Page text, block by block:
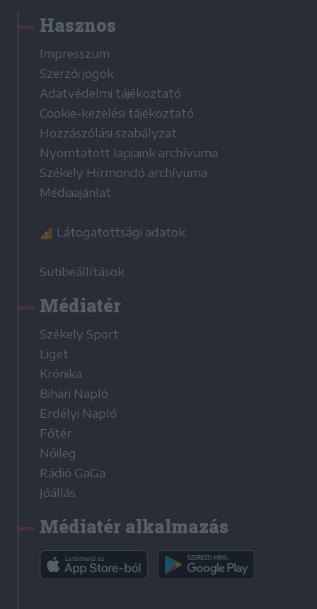
Hasznos
Impresszum
Szerzői jogok
Adatvédelmi tájékoztató
Cookie-kezelési tájékoztató
Hozzászólási szabályzat
Nyomtatott lapjaink archívuma
Székely Hírmondó archívuma
Médiaajánlat
Látogatottsági adatok
Sütibeállítások
Médiatér
Székely Sport
Liget
Krónika
Bihari Napló
Erdélyi Napló
Főtér
Nőileg
Rádió GaGa
Jóállás
Médiatér alkalmazás